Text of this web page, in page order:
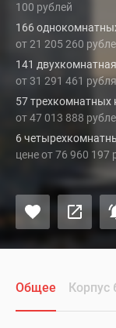
100 рублей
166
от 21 205 260
141
от 31 291 461 рубля
57 трехкомнатных
от 47 013 888
6
цене от 76 960 197
Общее Корпус